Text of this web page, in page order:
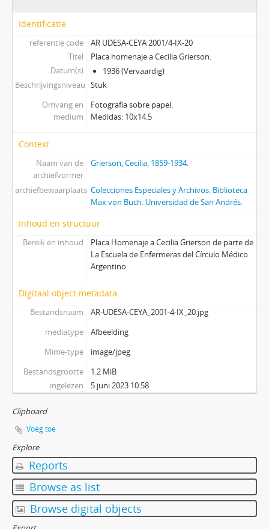
Identificatie
referentie code
AR UDESA-CEYA 2001/4-IX-20
Titel
Placa homenaje a Cecilia Grierson.
Datum(s)
1936 (Vervaardig)
Beschrijvingsniveau Stuk
Omvang en
medium
Fotografìa sobre papel.
Medidas: 10x14.5
Context
Naam van de
archiefvormer
Grierson, Cecilia, 1859-1934.
archiefbewaarplaats Colecciones Especiales y Archivos. Biblioteca
Max von Buch. Universidad de San Andrés.
Inhoud en structuur
Bereik en inhoud
Placa Homenaje a Cecilia Grierson de parte de
La Escuela de Enfermeras del Círculo Médico
Argentino.
Digitaal object metadata
Bestandsnaam
AR-UDESA-CEYA_2001-4-IX_20.jpg
mediatype
Afbeelding
Mime-type
image/jpeg
Bestandsgrootte
1.2 MiB
ingelezen
5 juni 2023 10:58
Clipboard
Voeg toe
Explore
Reports
Browse as list
Browse digital objects